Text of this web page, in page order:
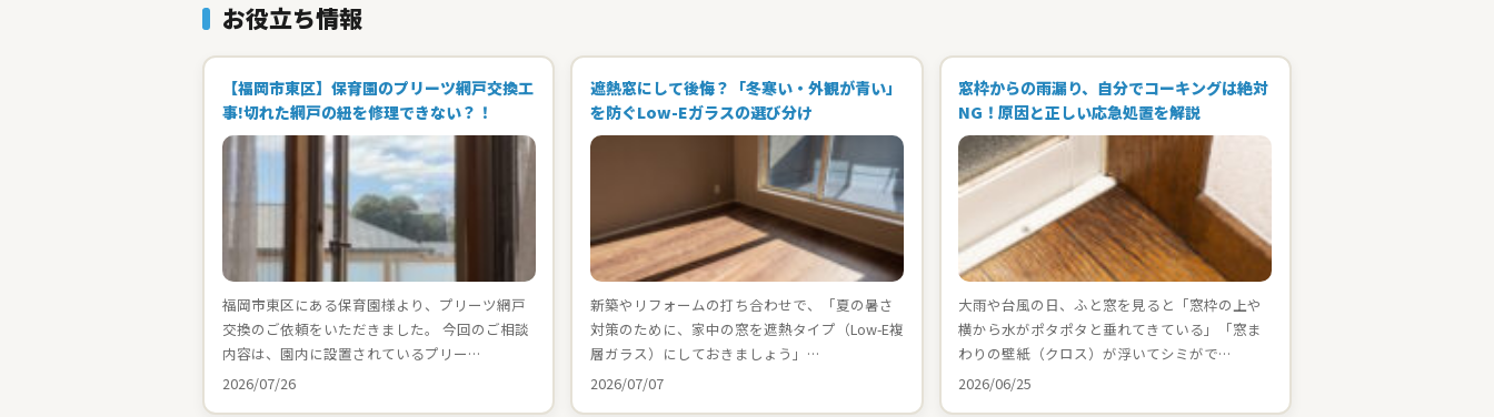
お役立ち情報
【福岡市東区】保育園のプリーツ網戸交換工
事!切れた網戸の紐を修理できない？！
福岡市東区にある保育園様より、プリーツ網戸
交換のご依頼をいただきました。 今回のご相談
内容は、園内に設置されているプリー…
2026/07/26
遮熱窓にして後悔？「冬寒い・外観が青い」
を防ぐLow-Eガラスの選び分け
新築やリフォームの打ち合わせで、「夏の暑さ
対策のために、家中の窓を遮熱タイプ（Low-E複
層ガラス）にしておきましょう」…
2026/07/07
窓枠からの雨漏り、自分でコーキングは絶対
NG！原因と正しい応急処置を解説
大雨や台風の日、ふと窓を見ると「窓枠の上や
横から水がポタポタと垂れてきている」「窓ま
わりの壁紙（クロス）が浮いてシミがで…
2026/06/25